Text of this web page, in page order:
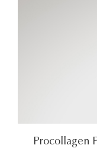
Procollagen